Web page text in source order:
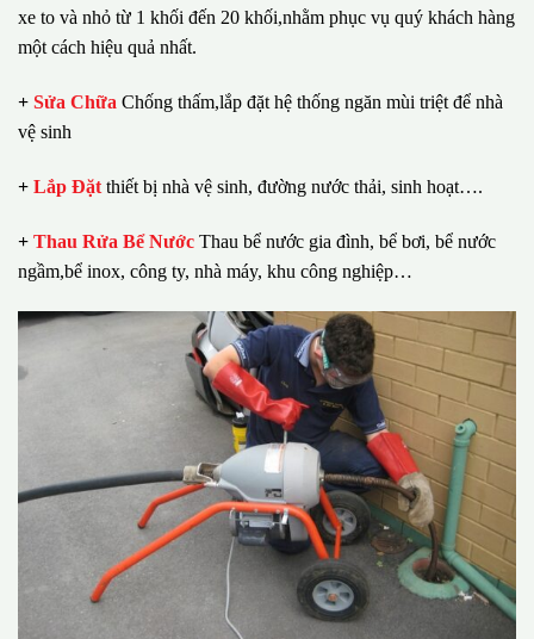
xe to và nhỏ từ 1 khối đến 20 khối,nhằm phục vụ quý khách hàng
một cách hiệu quả nhất.
+ Sửa Chữa Chống thấm,lắp đặt hệ thống ngăn mùi triệt để nhà
vệ sinh
+ Lắp Đặt thiết bị nhà vệ sinh, đường nước thải, sinh hoạt….
+ Thau Rửa Bể Nước Thau bể nước gia đình, bể bơi, bể nước
ngầm,bể inox, công ty, nhà máy, khu công nghiệp…